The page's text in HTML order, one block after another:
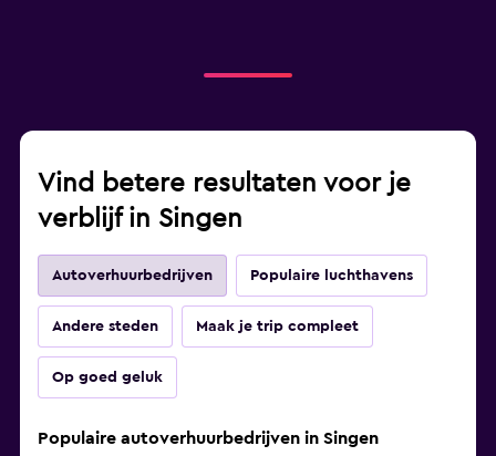
Vind betere resultaten voor je
verblijf in Singen
Autoverhuurbedrijven Populaire luchthavens
Andere steden Maak je trip compleet
Op goed geluk
Populaire autoverhuurbedrijven in Singen